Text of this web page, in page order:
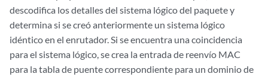
descodifica los detalles del sistema lógico del paquete y
determina si se creó anteriormente un sistema lógico
idéntico en el enrutador. Si se encuentra una coincidencia
para el sistema lógico, se crea la entrada de reenvío MAC
para la tabla de puente correspondiente para un dominio de